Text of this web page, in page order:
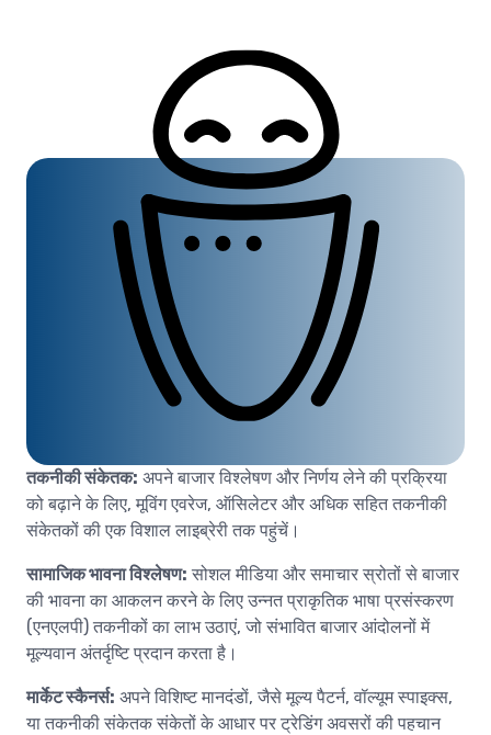
तकनीकी संकेतक: अपने बाजार विश्लेषण और निर्णय लेने की प्रक्रिया
को बढ़ाने के लिए, मूविंग एवरेज, ऑसिलेटर और अधिक सहित तकनीकी
संकेतकों की एक विशाल लाइब्रेरी तक पहुंचें।
सामाजिक भावना विश्लेषण: सोशल मीडिया और समाचार स्रोतों से बाजार
की भावना का आकलन करने के लिए उन्नत प्राकृतिक भाषा प्रसंस्करण
(एनएलपी) तकनीकों का लाभ उठाएं, जो संभावित बाजार आंदोलनों में
मूल्यवान अंतर्दृष्टि प्रदान करता है।
मार्केट स्कैनर्स: अपने विशिष्ट मानदंडों, जैसे मूल्य पैटर्न, वॉल्यूम स्पाइक्स,
या तकनीकी संकेतक संकेतों के आधार पर ट्रेडिंग अवसरों की पहचान